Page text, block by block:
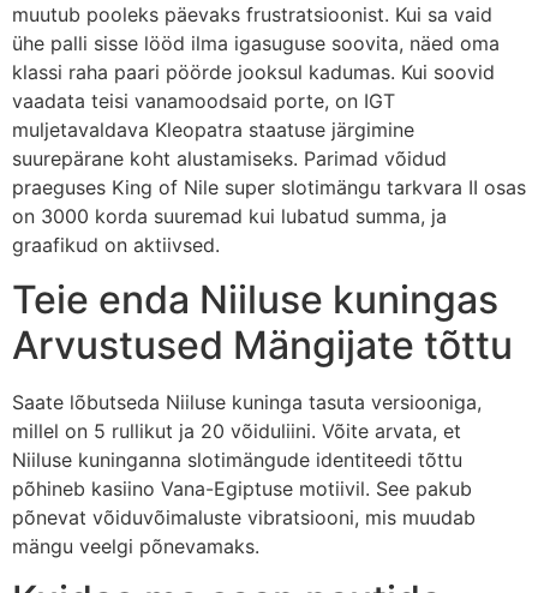
muutub pooleks päevaks frustratsioonist. Kui sa vaid
ühe palli sisse lööd ilma igasuguse soovita, näed oma
klassi raha paari pöörde jooksul kadumas. Kui soovid
vaadata teisi vanamoodsaid porte, on IGT
muljetavaldava Kleopatra staatuse järgimine
suurepärane koht alustamiseks. Parimad võidud
praeguses King of Nile super slotimängu tarkvara II osas
on 3000 korda suuremad kui lubatud summa, ja
graafikud on aktiivsed.
Teie enda Niiluse kuningas
Arvustused Mängijate tõttu
Saate lõbutseda Niiluse kuninga tasuta versiooniga,
millel on 5 rullikut ja 20 võiduliini. Võite arvata, et
Niiluse kuninganna slotimängude identiteedi tõttu
põhineb kasiino Vana-Egiptuse motiivil. See pakub
põnevat võiduvõimaluste vibratsiooni, mis muudab
mängu veelgi põnevamaks.